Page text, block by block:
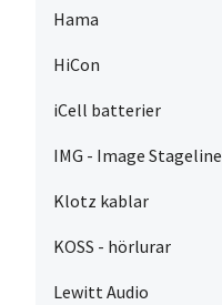
Hama
HiCon
iCell batterier
IMG - Image Stageline
Klotz kablar
KOSS - hörlurar
Lewitt Audio